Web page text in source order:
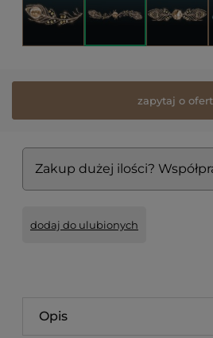
zapytaj o
Zakup dużej ilości?
dodaj do ulubionych
Opis